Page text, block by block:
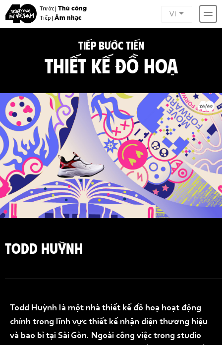
VI
Trước | Thủ công
Tiếp | Âm nhạc
TIẾP BƯỚC TIẾN
THIẾT KẾ ĐỒ HOẠ
TODD HUỲNH
Todd Huỳnh là một nhà thiết kế đồ hoạ hoạt động
chính trong lĩnh vực thiết kế nhận diện thương hiệu
và bao bì tại Sài Gòn. Ngoài công việc trong studio